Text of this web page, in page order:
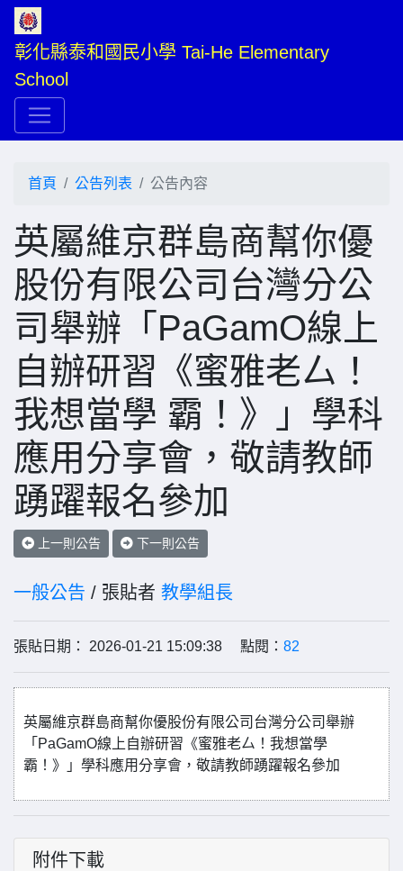
彰化縣泰和國民小學 Tai-He Elementary
School
首頁 公告列表 公告內容
英屬維京群島商幫你優
股份有限公司台灣分公
司舉辦「PaGamO線上
自辦研習《蜜雅老厶！
我想當學 霸！》」學科
應用分享會，敬請教師
踴躍報名參加
上一則公告 下一則公告
一般公告 / 張貼者 教學組長
張貼日期： 2026-01-21 15:09:38 點閱： 82
英屬維京群島商幫你優股份有限公司台灣分公司舉辦
「PaGamO線上自辦研習《蜜雅老厶！我想當學
霸！》」學科應用分享會，敬請教師踴躍報名參加
附件下載